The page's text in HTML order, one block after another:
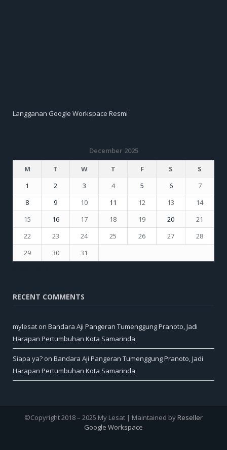
Langganan Google Workspace Resmi
December 2025
M
T W T F S
S
1
2 3 4 5 6
7
8
9 10 11 12 13
14
15
16 17 18 19 20
21
22
23 24 25 26 27
28
29
30
31
RECENT COMMENTS
mylesat on Bandara Aji Pangeran Tumenggung Pranoto, Jadi
Harapan Pertumbuhan Kota Samarinda
Siapa ya? on Bandara Aji Pangeran Tumenggung Pranoto, Jadi
Harapan Pertumbuhan Kota Samarinda
©Copyright 2018 – 2025 My Lesat | Maintained by Reseller
Google Workspace